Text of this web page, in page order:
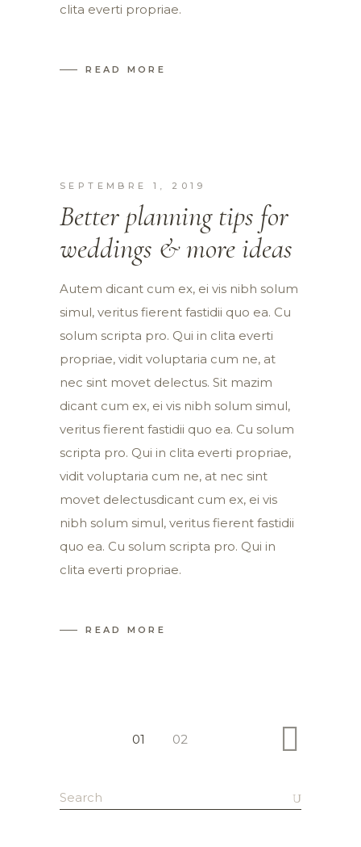
clita everti propriae.
READ MORE
SEPTEMBRE 1, 2019
Better planning tips for
weddings & more ideas
Autem dicant cum ex, ei vis nibh solum
simul, veritus fierent fastidii quo ea. Cu
solum scripta pro. Qui in clita everti
propriae, vidit voluptaria cum ne, at
nec sint movet delectus. Sit mazim
dicant cum ex, ei vis nibh solum simul,
veritus fierent fastidii quo ea. Cu solum
scripta pro. Qui in clita everti propriae,
vidit voluptaria cum ne, at nec sint
movet delectusdicant cum ex, ei vis
nibh solum simul, veritus fierent fastidii
quo ea. Cu solum scripta pro. Qui in
clita everti propriae.
READ MORE
Pagination
publications
01 02
Search
for: